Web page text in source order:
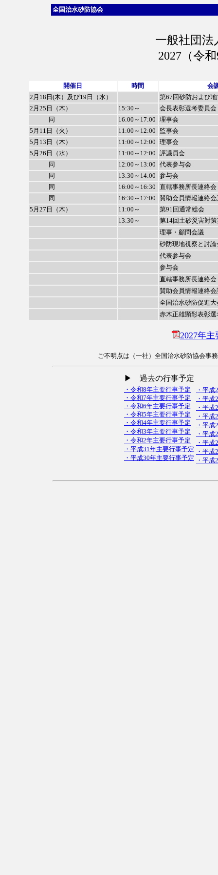
全国治水砂防協会
一般社団法
2027（令
開催日 時間
会
2月18日(木）及び19日（水）
第67回砂防および
2月25日（木）
15:30～
会長表彰選考委員会
同
16:00～17:00 理事会
5月11日（火）
11:00～12:00
監事会
5月13日（木）
11:00～12:00 理事会
5月 26日（水） 11:00～12:00 評議員会
同
12:00～13:00 代表参与会
同
13:30～14:00 参与会
同
16:00～16:30 直轄事務所長連絡会
同
16:30～17:00 賛助会員情報連絡会
5月27日（木）
11:00～
第91回通常総会
13:30～
第14回土砂災害対
理事・顧問会議
砂防現地視察と討論
代表参与会
参与会
直轄事務所長連絡会
賛助会員情報連絡会
全国治水砂防促進大
赤木正雄顕彰表彰選
2027年
ご不明点は（一社）全国治水砂防協会事
▶ 過去の行事予定
・令和8年主要行事予定
・令和7年主要行事予定
・令和6年主要行事予定
・令和5年主要行事予定
・令和4年主要行事予定
・令和3年主要行事予定
・令和2年主要行事予定
・平成31年主要行事予定
・平成30年主要行事予定
・平
・平
・平
・平
・平
・平
・平
・平
・平